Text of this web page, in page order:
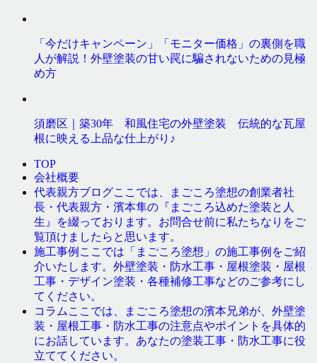
「今だけキャンペーン」「モニター価格」の裏側を職
人が解説！外壁塗装の甘い罠に騙されないための見極
め方
須磨区｜築30年 和風住宅の外壁塗装 伝統的な瓦屋
根に映える上品な仕上がり♪
TOP
会社概要
代表親方ブログここでは、まごころ塗想の創業者社
長・代表親方・濱本隼の『まごころ込めた塗装と人
生』を綴っております。お問合せ前に私たちなりをご
覧頂けましたらと思います。
施工事例 ここでは「まごころ塗想」の施工事例をご紹
介いたします。外壁塗装・防水工事・屋根塗装・屋根
工事・デザイン塗装・各種補修工事などのご参考にし
てください。
コラム ここでは、まごころ塗想の濱本兄弟が、外壁塗
装・屋根工事・防水工事の注意点やポイントを具体的
にお話しています。あなたの塗装工事・防水工事に役
立ててください。